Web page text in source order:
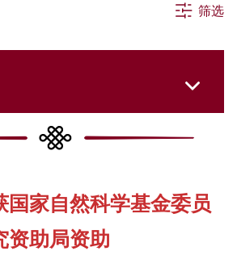
筛选
国家自然科学基金委员
资助局资助